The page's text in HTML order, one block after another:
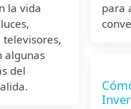
la vida
algunas
del
para